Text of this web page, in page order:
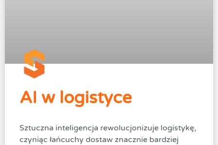
AI w logistyce
Sztuczna inteligencja rewolucjonizuje logistykę,
czyniąc łańcuchy dostaw znacznie bardziej